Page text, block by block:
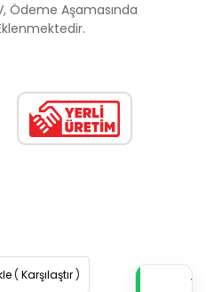
Ödeme Aşamasında
( Karşılaştır )